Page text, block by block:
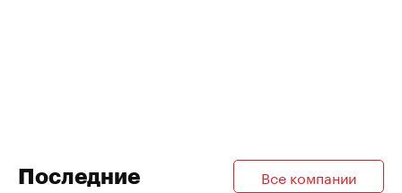
Последние
Все компании